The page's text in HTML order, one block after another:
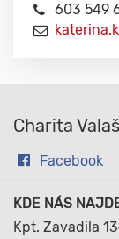
603 549
Charita
Facebook
KDE NÁS
Kpt. Zavadila